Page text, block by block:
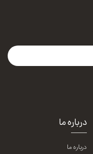
درباره ما
درباره ما